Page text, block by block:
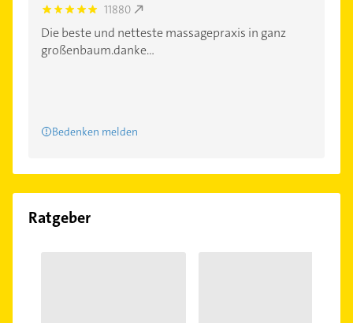
5.0 11880
Die beste und netteste massagepraxis in ganz
großenbaum.danke...
Bedenken melden
Ratgeber